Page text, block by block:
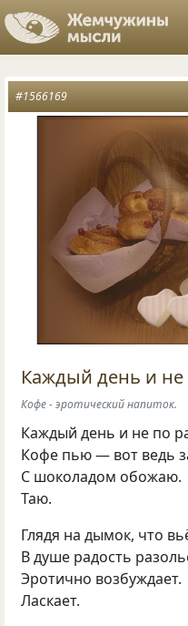
#1566169
Каждый день и не
Кофе - эротический напиток.
Каждый день и не по
Кофе пью — вот ведь
С шоколадом обожаю.
Таю.
Глядя на дымок, что
В душе радость
Эротично возбуждает.
Ласкает.